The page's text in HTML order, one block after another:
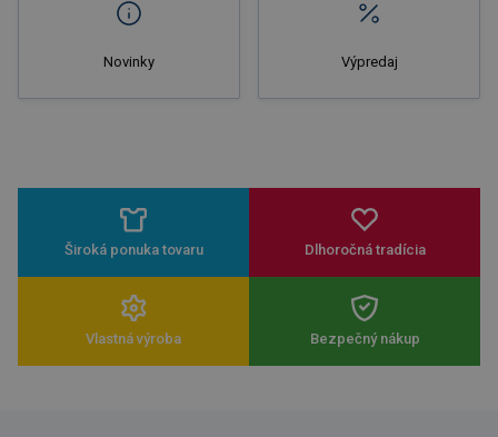
Novinky Výpredaj
Široká ponuka tovaru Dlhoročná tradícia
Vlastná výroba Bezpečný nákup